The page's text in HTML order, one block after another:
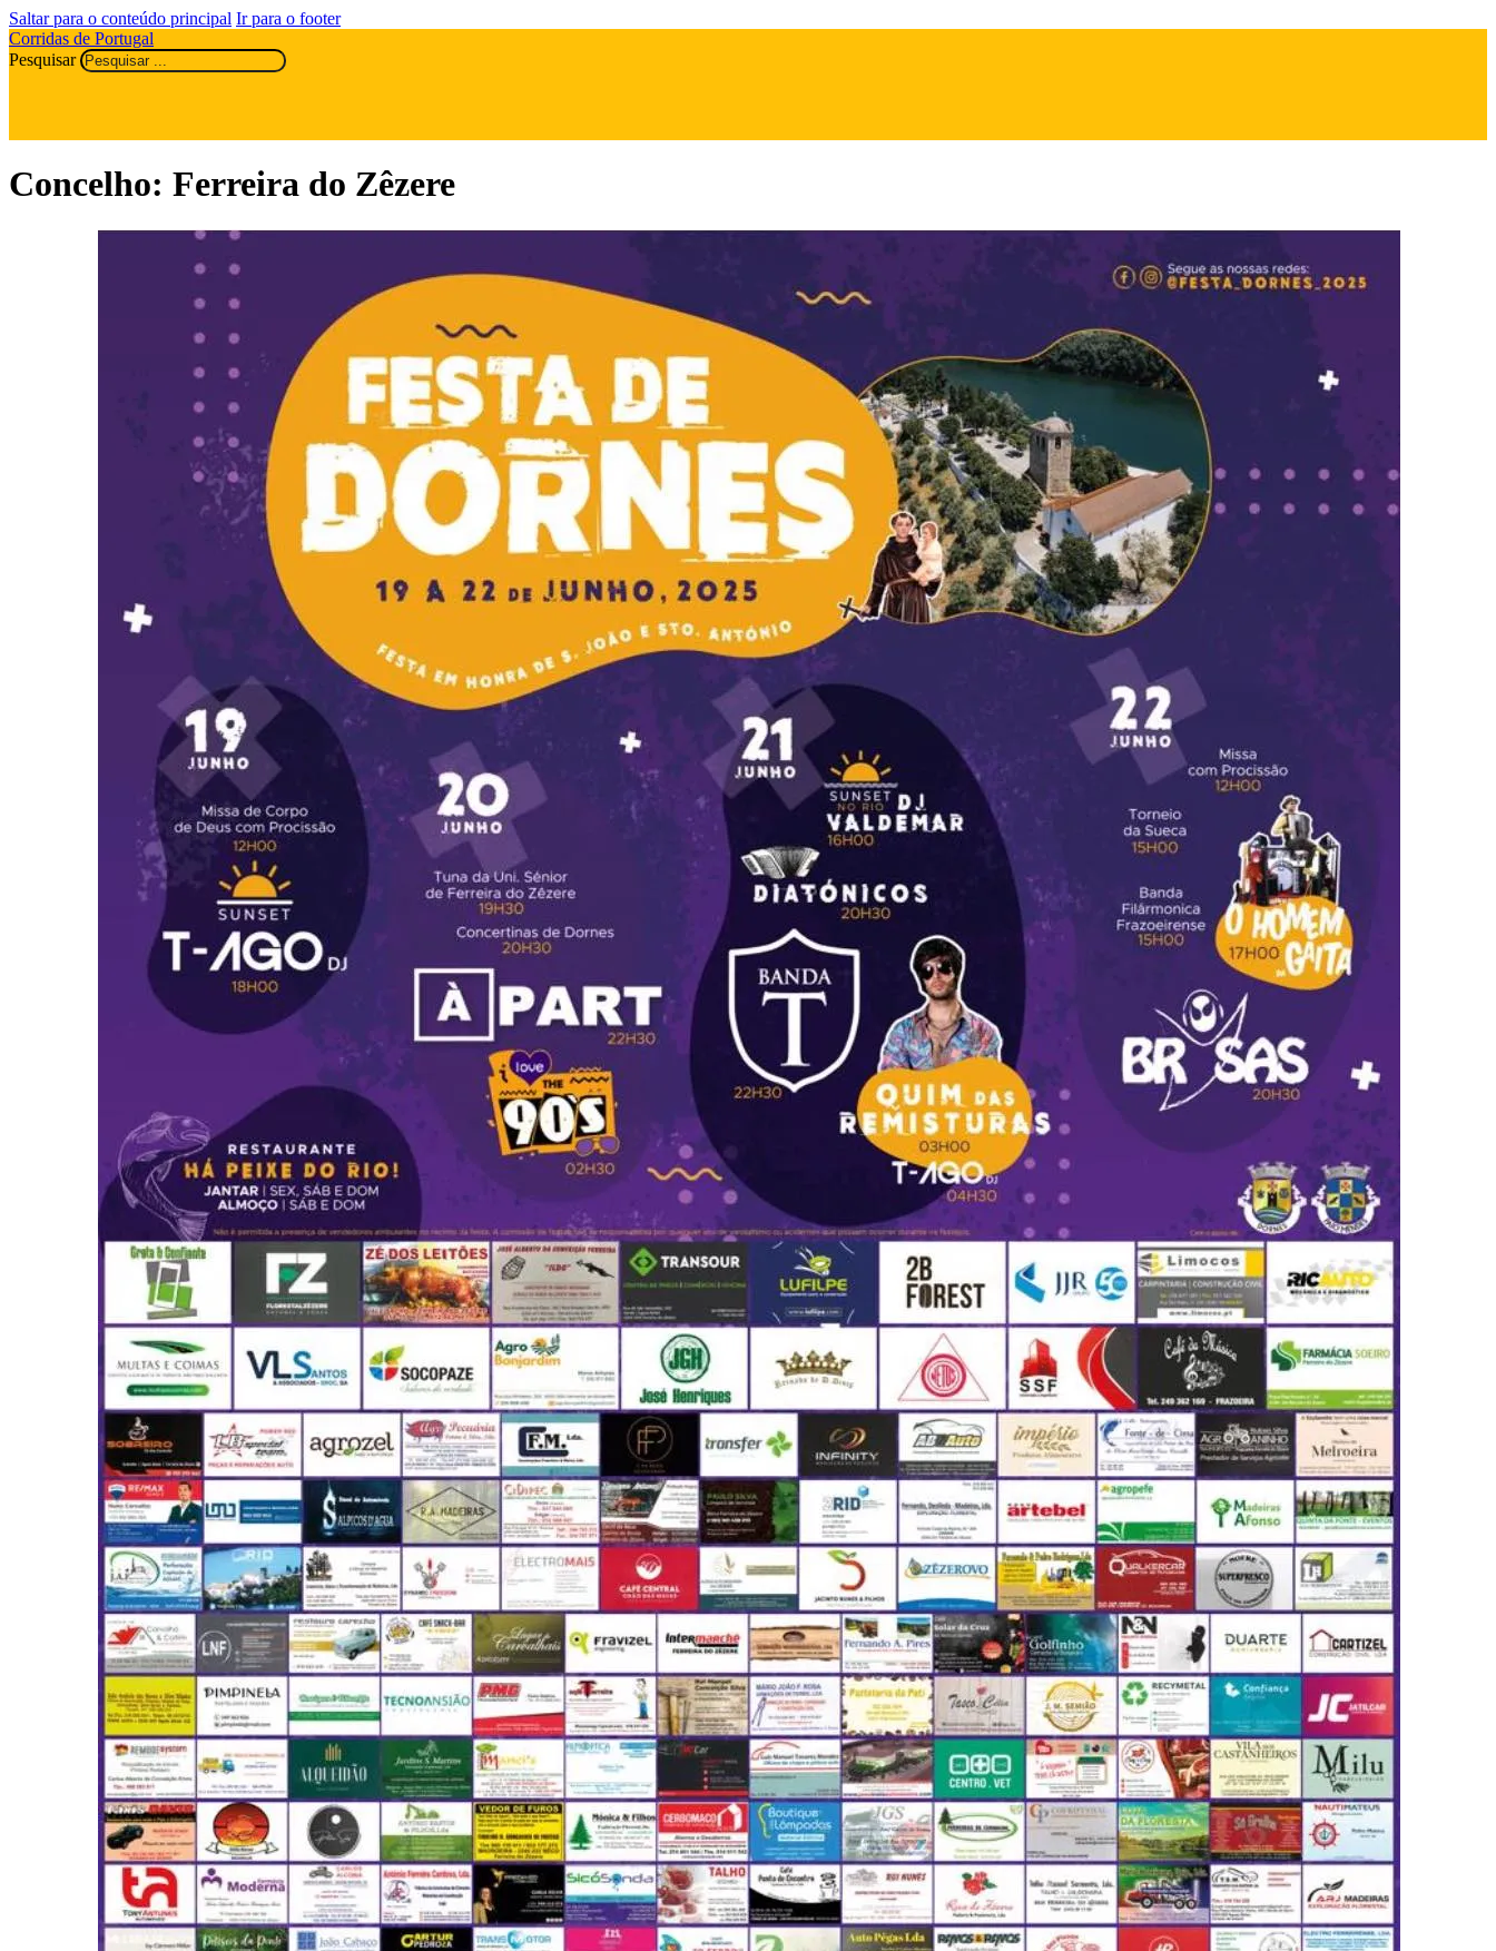
Saltar para o conteúdo principal Ir para o footer
Corridas de Portugal
Pesquisar
Concelho: Ferreira do Zêzere